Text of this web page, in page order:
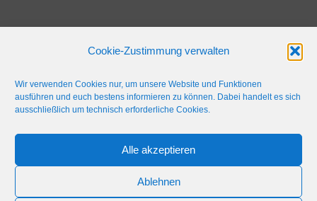
Cookie-Zustimmung verwalten
Wir verwenden Cookies nur, um unsere Website und Funktionen
ausführen und euch bestens informieren zu können. Dabei handelt es sich
ausschließlich um technisch erforderliche Cookies.
Alle akzeptieren
Ablehnen